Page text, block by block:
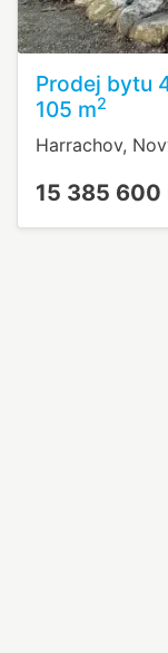
Prodej bytu
105 m2
Harrachov,
15 385 600